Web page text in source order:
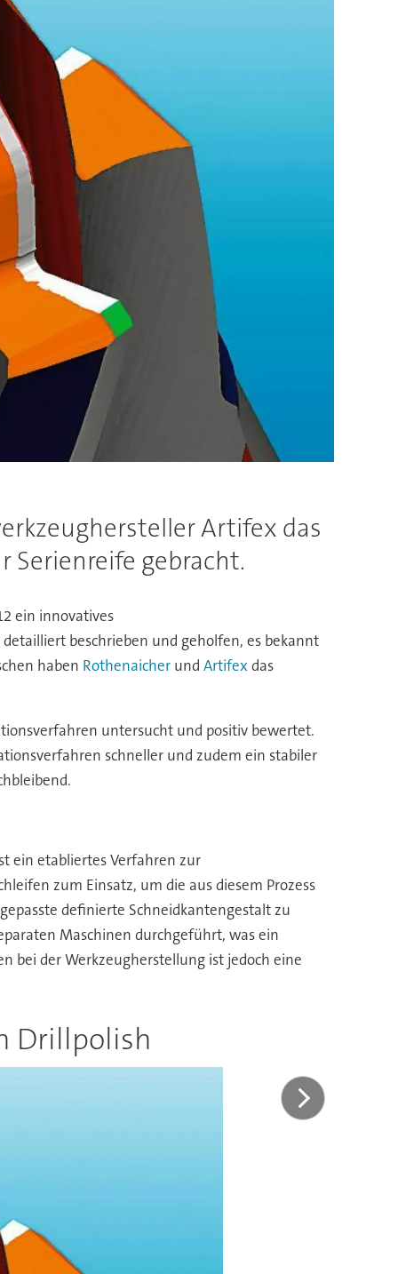
Artifex das
Serienreife gebracht.
ein innovatives
beschrieben und geholfen, es bekannt
haben Rothenaicherund Artifex das
untersucht und positiv bewertet.
schneller und zudem ein stabiler
ein etabliertes Verfahren zur
zum Einsatz, um die aus diesem Prozess
definierte Schneidkantengestalt zu
Maschinen durchgeführt, was ein
bei der Werkzeugherstellung ist jedoch eine
Drillpolish